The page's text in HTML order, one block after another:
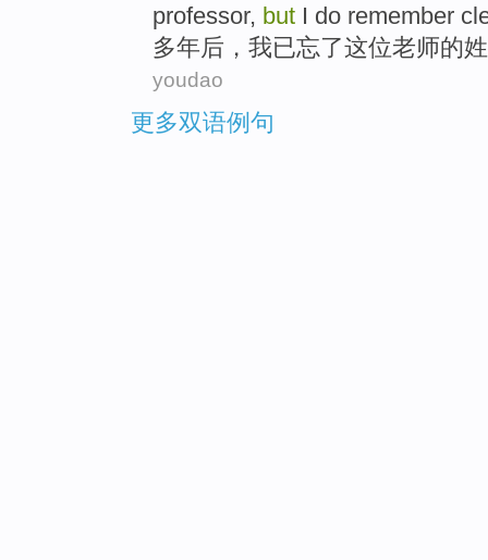
professor, but I do remember
多年后 ， 我已忘了这位老师的
youdao
更多双语例句